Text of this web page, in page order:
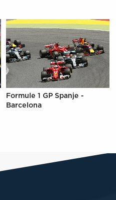
Formule 1 GP Spanje -
Barcelona